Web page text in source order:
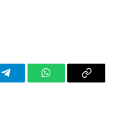
TelegramWhatsAppCopy